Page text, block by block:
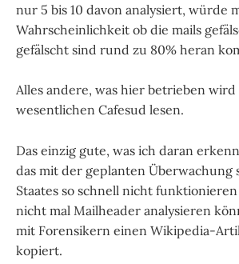
nur 5 bis 10 davon analysiert, würde
Wahrscheinlichkeit ob die mails
gefälscht sind rund zu 80% heran
Alles andere, was hier betrieben wird
wesentlichen Cafesud lesen.
Das einzig gute, was ich daran
das mit der geplanten Überwachung
Staates so schnell nicht
nicht mal Mailheader analysieren
mit Forensikern einen Wikipedia-
kopiert.